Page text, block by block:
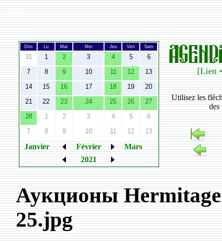
Width:1235
Dim Lu Mar Mer Jeu Ven Sam
31 1 2 3 4 5
6
7
8 9 10 11 12
13
14
15 16 17 18 19
20
21
22 23 24 25 26
27
28
1 2 3 4 5
6
7
8 9 10 11 12 13
Janvier Février
Mars
2021
[Lien
Utilisez les
des
Аукционы Hermitage
25.jpg